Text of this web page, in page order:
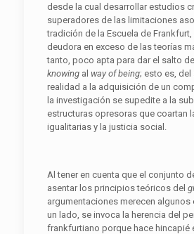
desde la cual desarrollar estudios
superadores de las limitaciones
tradición de la Escuela de Frankfurt,
deudora en exceso de las teorías
tanto, poco apta para dar el salto
knowing al way of being; esto es, del
realidad a la adquisición de un
la investigación se supedite a la
estructuras opresoras que coartan
igualitarias y la justicia social.
Al tener en cuenta que el conjunto
asentar los principios teóricos del
argumentaciones merecen
un lado, se invoca la herencia del
frankfurtiano porque hace hincapié